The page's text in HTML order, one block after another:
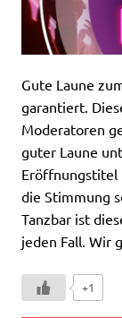
Gute Laune
garantiert.
Moderatoren
guter Laune
Eröffnungstitel
die Stimmung
Tanzbar ist
jeden Fall. Wir
+1